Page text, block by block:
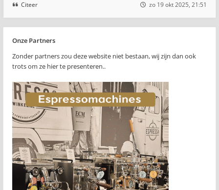
Citeer zo 19 okt 2025, 21:51
Onze Partners
Zonder partners zou deze website niet bestaan, wij zijn dan ook
trots om ze hier te presenteren..